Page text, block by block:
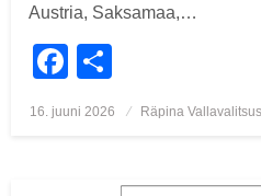
Austria, Saksamaa,…
Facebook
Posted
16. juuni 2026 Räpina Vallavalitsus